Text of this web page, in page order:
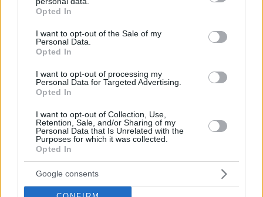
grant or deny consent to Google and its third-party tags to
use your data for below specified purposes in below Google
consent section.
Opted In
I want to opt-out of the Sale of my
Personal Data.
Opted In
I want to opt-out of processing my
Personal Data for Targeted Advertising.
Opted In
I want to opt-out of Collection, Use,
Retention, Sale, and/or Sharing of my
Personal Data that Is Unrelated with the
Purposes for which it was collected.
Opted In
Google consents
07.08.2026, 09:43